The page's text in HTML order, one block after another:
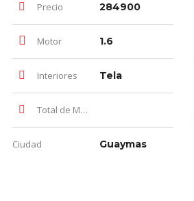
Precio 284900
Motor 1.6
Interiores Tela
Total de Meses
Ciudad Guaymas